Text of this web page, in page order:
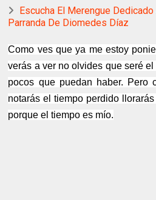
Escucha El Merengue
Parranda De Diomedes Díaz
Como ves que ya me estoy
verás a ver no olvides que seré
pocos que puedan haber. Pero
notarás el tiempo perdido
porque el tiempo es mío.